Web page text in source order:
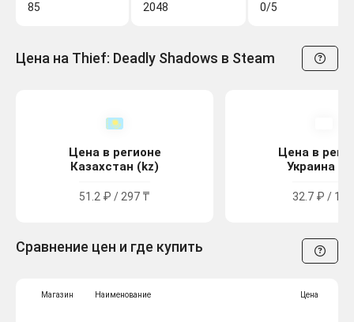
85
2048
0/5
Цена на Thief: Deadly Shadows в Steam
Цена в регионе
Казахстан (kz)
51.2 ₽ / 297 ₸
Цена в
Украина
32.7 ₽ / 18
Сравнение цен и где купить
Магазин Наименование Цена